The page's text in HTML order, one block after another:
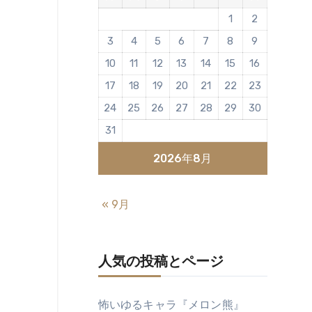
2026年8月
1
2
3
4 5 6 7 8
9
10
11 12 13 14 15
16
17
18 19 20 21 22
23
24
25 26 27 28 29
30
31
« 9月
人気の投稿とページ
怖いゆるキャラ『メロン熊』